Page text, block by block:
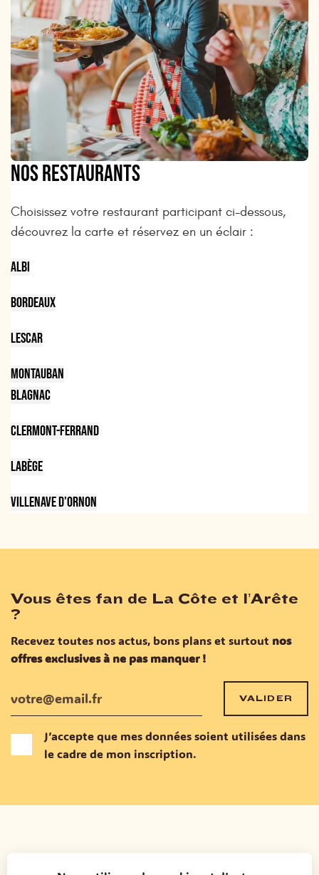
Nos restaurants
Choisissez votre restaurant participant ci-dessous,
découvrez la carte et réservez en un éclair :
Albi
Bordeaux
Lescar
Montauban
Blagnac
Clermont-Ferrand
Labège
Villenave d'Ornon
Vous êtes fan de La Côte et l’Arête
?
Recevez toutes nos actus, bons plans et surtout nos
offres exclusives à ne pas manquer !
VALIDER
J’accepte que mes données soient utilisées dans
le cadre de mon inscription.